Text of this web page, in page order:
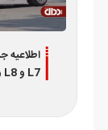
اطلاعیه
L7 و L8 ویژه تیر 1405